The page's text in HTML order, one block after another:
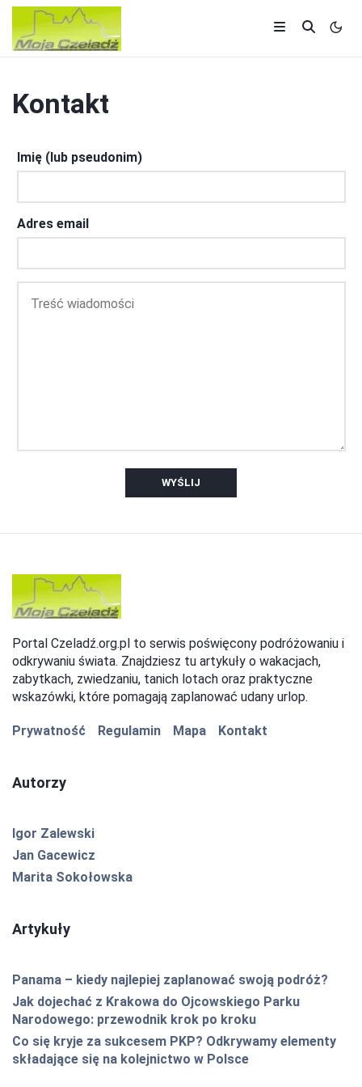
Kontakt
Imię (lub pseudonim)
Adres email
wiadomości
WYŚLIJ
Portal Czeladź.org.pl to serwis poświęcony podróżowaniu i
odkrywaniu świata. Znajdziesz tu artykuły o wakacjach,
zabytkach, zwiedzaniu, tanich lotach oraz praktyczne
wskazówki, które pomagają zaplanować udany urlop.
Prywatność Regulamin Mapa Kontakt
Autorzy
Igor Zalewski
Jan Gacewicz
Marita Sokołowska
Artykuły
Panama – kiedy najlepiej zaplanować swoją podróż?
Jak dojechać z Krakowa do Ojcowskiego Parku
Narodowego: przewodnik krok po kroku
Co się kryje za sukcesem PKP? Odkrywamy elementy
składające się na kolejnictwo w Polsce